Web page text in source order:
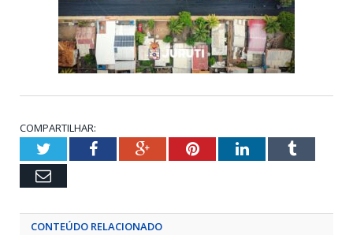
COMPARTILHAR:
TwitterFacebookGoogle+PinterestLinkedInTumblr
Email
CONTEÚDO RELACIONADO